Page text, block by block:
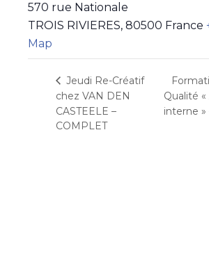
570 rue Nationale
TROIS RIVIERES, 80500 France
Map
Jeudi Re-Créatif
chez VAN DEN
CASTEELE –
COMPLET
Qualité
interne »